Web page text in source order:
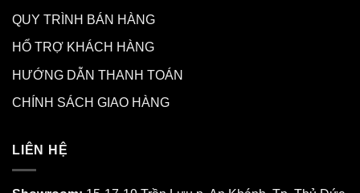
QUY TRÌNH BÁN HÀNG
HỔ TRỢ KHÁCH HÀNG
HƯỚNG DẪN THANH TOÁN
CHÍNH SÁCH GIAO HÀNG
LIÊN HỆ